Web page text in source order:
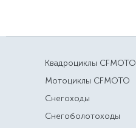
Квадроциклы CFMOTO
Мотоциклы CFMOTO
Снегоходы
Снегоболотоходы